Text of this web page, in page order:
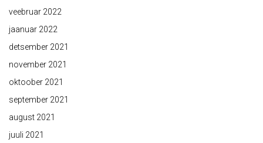
veebruar 2022
jaanuar 2022
detsember 2021
november 2021
oktoober 2021
september 2021
august 2021
juuli 2021